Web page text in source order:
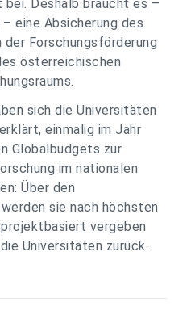
Deshalb braucht es –
eine Absicherung des
der Forschungsförderung
österreichischen
sich die Universitäten
einmalig im Jahr
Globalbudgets zur
im nationalen
Über den
sie nach höchsten
vergeben
Universitäten zurück.
Wissenschafts- und